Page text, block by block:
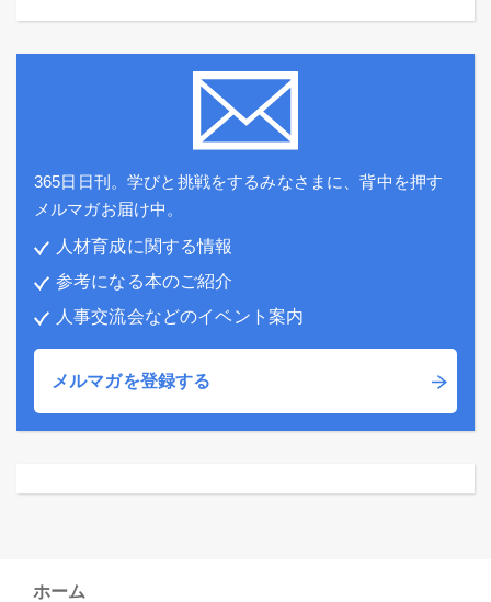
365日日刊。学びと挑戦をするみなさまに、背中を押す
メルマガお届け中。
人材育成に関する情報
参考になる本のご紹介
人事交流会などのイベント案内
メルマガを登録する
ホーム